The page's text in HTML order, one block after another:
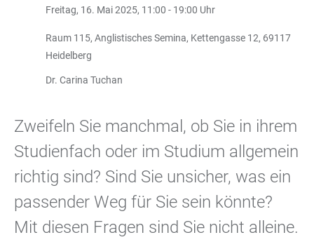
Freitag, 16. Mai 2025, 11:00 - 19:00 Uhr
Raum 115, Anglistisches Semina, Kettengasse 12, 69117
Heidelberg
Dr. Carina Tuchan
Zweifeln Sie manchmal, ob Sie in ihrem
Studienfach oder im Studium allgemein
richtig sind? Sind Sie unsicher, was ein
passender Weg für Sie sein könnte?
Mit diesen Fragen sind Sie nicht alleine.